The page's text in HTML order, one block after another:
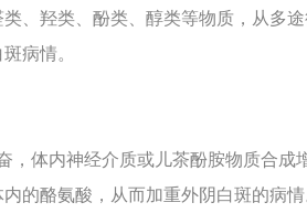
、羟类、酚类、醇类等物质，从多
病情。
体内神经介质或儿茶酚胺物质合成
的酪氨酸，从而加重外阴白斑的病情